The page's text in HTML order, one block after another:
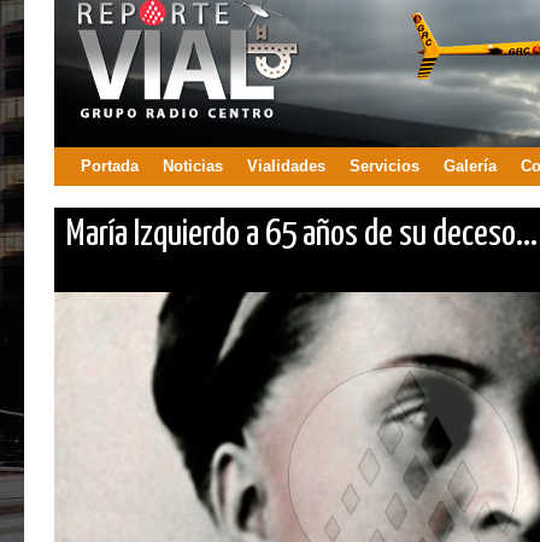
Portada Noticias Vialidades Servicios Galería
María Izquierdo a 65 años de su deceso...